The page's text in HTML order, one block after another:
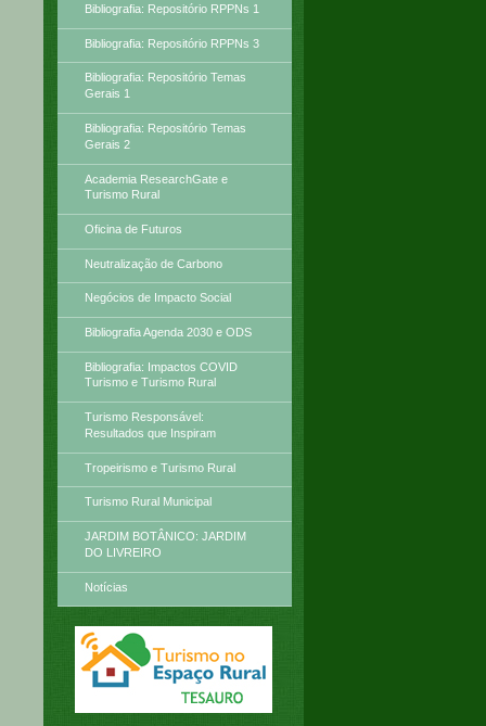
Bibliografia: Repositório RPPNs 1
Bibliografia: Repositório RPPNs 3
Bibliografia: Repositório Temas
Gerais 1
Bibliografia: Repositório Temas
Gerais 2
Academia ResearchGate e
Turismo Rural
Oficina de Futuros
Neutralização de Carbono
Negócios de Impacto Social
Bibliografia Agenda 2030 e ODS
Bibliografia: Impactos COVID
Turismo e Turismo Rural
Turismo Responsável:
Resultados que Inspiram
Tropeirismo e Turismo Rural
Turismo Rural Municipal
JARDIM BOTÂNICO: JARDIM
DO LIVREIRO
Notícias